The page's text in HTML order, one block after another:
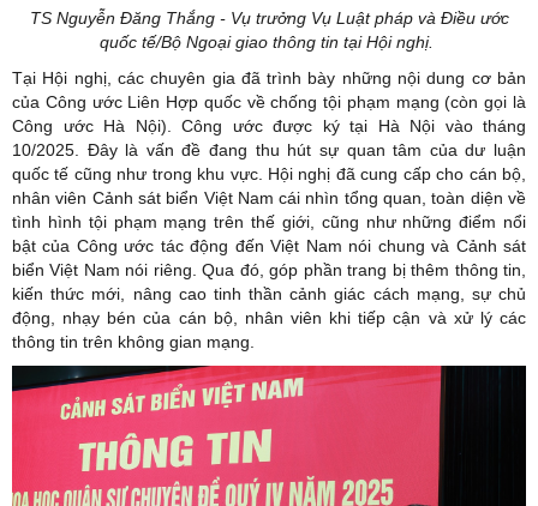
TS Nguyễn Đăng Thắng - Vụ trưởng Vụ Luật pháp và Điều ước
quốc tế/Bộ Ngoại giao thông tin tại Hội nghị.
Tại Hội nghị, các chuyên gia đã trình bày những nội dung cơ bản
của Công ước Liên Hợp quốc về chống tội phạm mạng (còn gọi là
Công ước Hà Nội). Công ước được ký tại Hà Nội vào tháng
10/2025. Đây là vấn đề đang thu hút sự quan tâm của dư luận
quốc tế cũng như trong khu vực. Hội nghị đã cung cấp cho cán bộ,
nhân viên Cảnh sát biển Việt Nam cái nhìn tổng quan, toàn diện về
tình hình tội phạm mạng trên thế giới, cũng như những điểm nổi
bật của Công ước tác động đến Việt Nam nói chung và Cảnh sát
biển Việt Nam nói riêng. Qua đó, góp phần trang bị thêm thông tin,
kiến thức mới, nâng cao tinh thần cảnh giác cách mạng, sự chủ
động, nhạy bén của cán bộ, nhân viên khi tiếp cận và xử lý các
thông tin trên không gian mạng.